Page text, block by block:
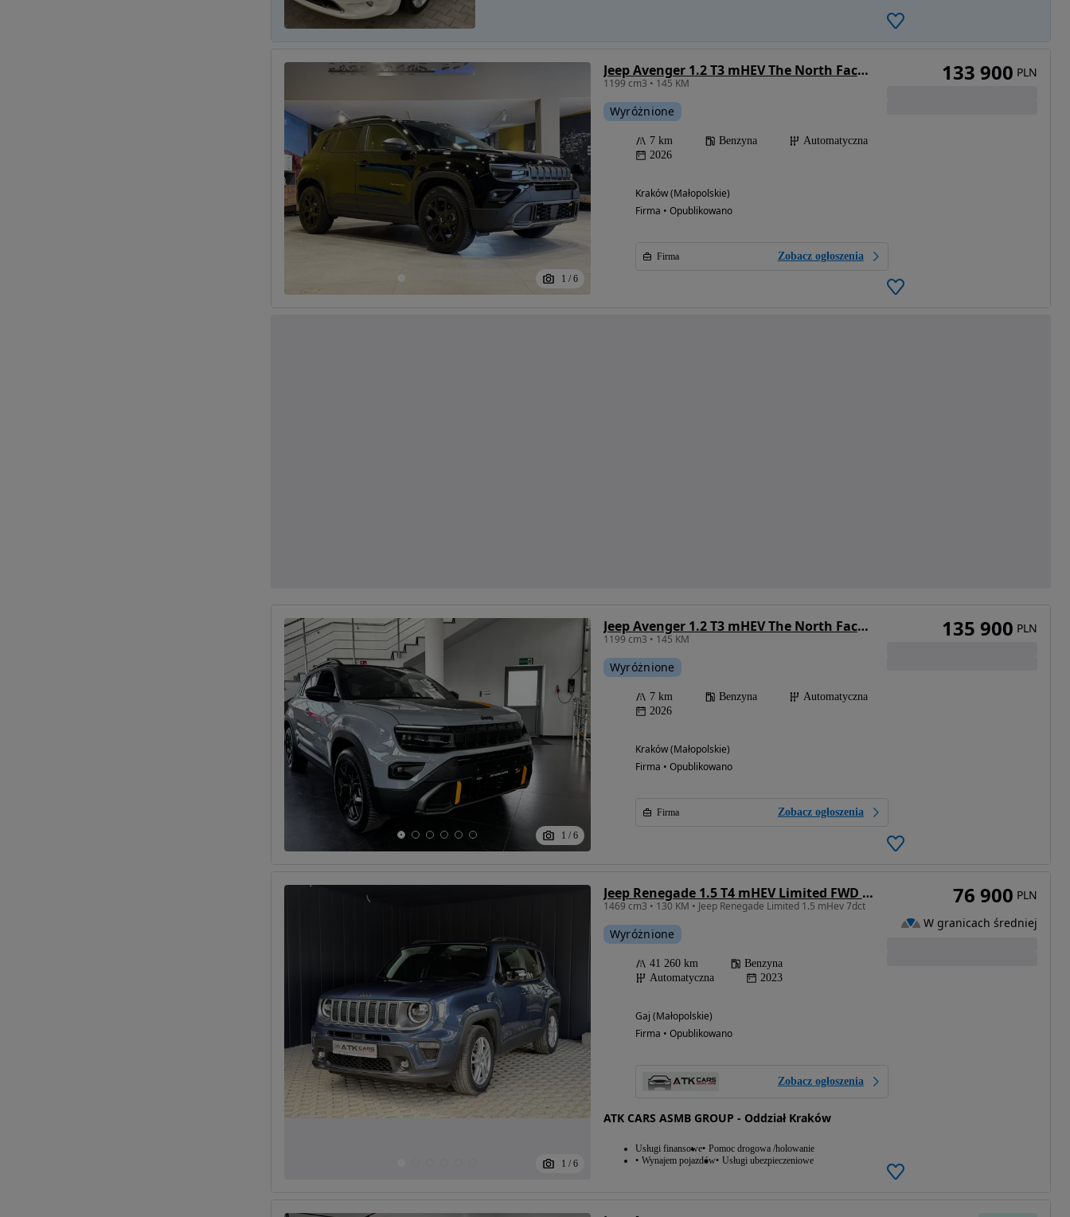
1 / 6
Jeep Avenger 1.2 T3 mHEV The North Face 4xe eDCT6
1199 cm3 • 145 KM
Wyróżnione
7 km Benzyna
Automatyczna
2026
Kraków (Małopolskie)
Firma • Opublikowano
Firma Zobacz ogłoszenia
133 900 PLN
1 / 6
Jeep Avenger 1.2 T3 mHEV The North Face 4xe eDCT6
1199 cm3 • 145 KM
Wyróżnione
7 km Benzyna
Automatyczna
2026
Kraków (Małopolskie)
Firma • Opublikowano
Firma Zobacz ogłoszenia
135 900 PLN
1 / 6
Jeep Renegade 1.5 T4 mHEV Limited FWD S&S DCT
1469 cm3 • 130 KM • Jeep Renegade Limited 1.5 mHev 7dct
Wyróżnione
41 260 km
Benzyna
Automatyczna
2023
Gaj (Małopolskie)
Firma • Opublikowano
Zobacz ogłoszenia
ATK CARS ASMB GROUP - Oddział Kraków
Usługi finansowe Pomoc drogowa /holowanie
Wynajem pojazdów Usługi ubezpieczeniowe
76 900 PLN
W granicach średniej